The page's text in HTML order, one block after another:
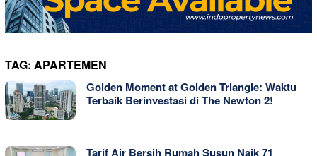
TAG: APARTEMEN
Golden Moment at Golden Triangle: Waktu
Terbaik Berinvestasi di The Newton 2!
Tarif Air Bersih Rumah Susun Naik 71